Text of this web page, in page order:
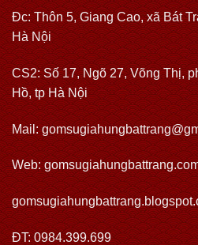
Đc: Thôn 5, Giang Cao, xã Bát
Hà Nội
CS2: Số 17, Ngõ 27, Võng Thị,
Hồ, tp Hà Nội
Mail:
Web:
ĐT: 0984.399.699